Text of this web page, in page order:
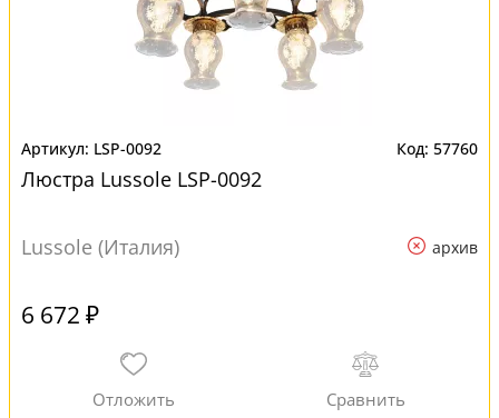
LSP-0092 57760
Люстра Lussole LSP-0092
Lussole (Италия) архив
6 672 ₽